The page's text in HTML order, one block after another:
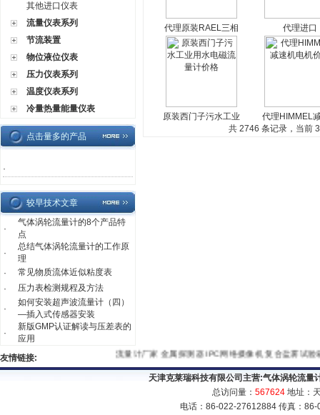
其他进口仪表
流量仪表系列
节流装置
物位液位仪表
压力仪表系列
温度仪表系列
冷量热量能量仪表
点击量多的产品
·
较早技术文章
·
气体涡轮流量计的8个产品特
点
·
总结气体涡轮流量计的工作原
理
·
常见物质流体近似粘度表
·
压力表检测规程及方法
·
如何安装超声波流量计（四）
—插入式传感器安装
·
新版GMP认证解读与压差表的
应用
代理原装RAEL三相
防爆电机
代理进口
PARVALUX
马达电机
原装西门子污水工业
用水电磁流量计价格
代理HIMMEL
电机价格
共 2746 条记录，当前
友情链接: 流量计厂家金属探测器IPC网络摄像机复合盐雾试验箱
天津克莱瑞科技有限公司主营:气体涡轮流量
总访问量： 567624 地址：
电话：86-022-27612884 传真：